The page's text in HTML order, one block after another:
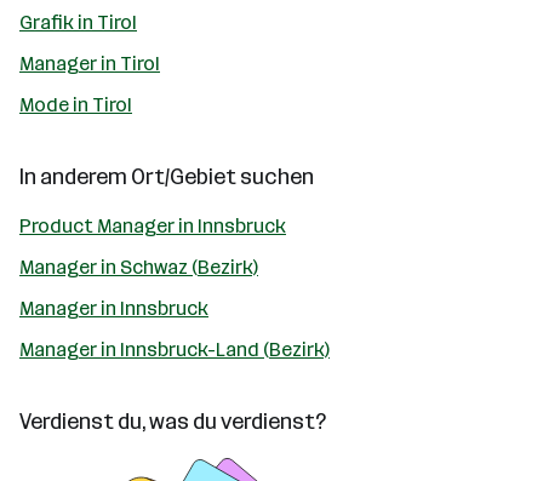
Grafik in Tirol
Manager in Tirol
Mode in Tirol
In anderem Ort/Gebiet suchen
Product Manager in Innsbruck
Manager in Schwaz (Bezirk)
Manager in Innsbruck
Manager in Innsbruck-Land (Bezirk)
Verdienst du, was du verdienst?